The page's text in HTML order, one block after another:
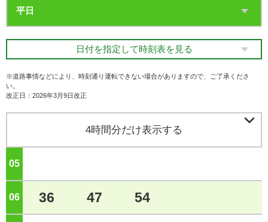
日付を指定して時刻表を見る
※道路事情などにより、時刻通り運転できない場合がありますので、ご了承くださ
い。
改正日：2026年3月9日改正
4時間分だけ表示する 
05
06 36 47 54